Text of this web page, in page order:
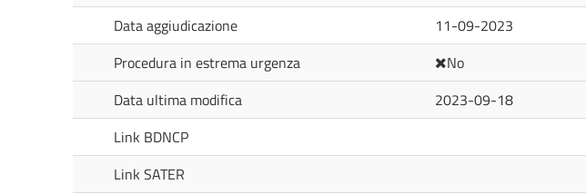
Data aggiudicazione
11-09-2023
Procedura in estrema urgenza
No
Data ultima modifica
2023-09-18
Link BDNCP
Link SATER